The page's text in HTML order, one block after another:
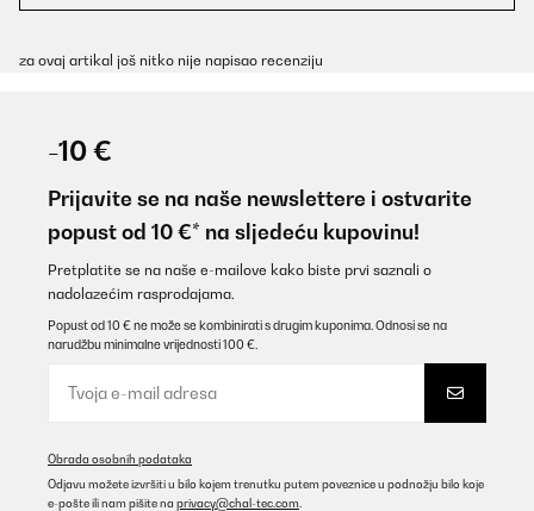
za ovaj artikal još nitko nije napisao recenziju
-10 €
Prijavite se na naše newslettere i ostvarite
popust od 10 €* na sljedeću kupovinu!
Pretplatite se na naše e-mailove kako biste prvi saznali o
nadolazećim rasprodajama.
Popust od 10 € ne može se kombinirati s drugim kuponima. Odnosi se na
narudžbu minimalne vrijednosti 100 €.
Obrada osobnih podataka
Odjavu možete izvršiti u bilo kojem trenutku putem poveznice u podnožju bilo koje
e-pošte ili nam pišite na privacy@chal-tec.com